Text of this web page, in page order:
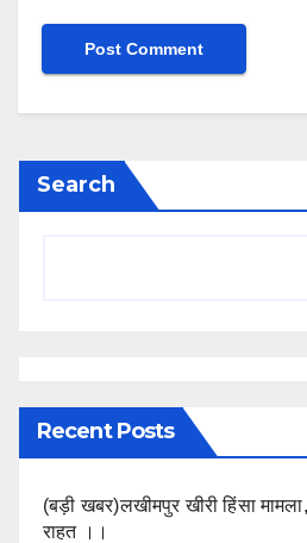
Search
Recent Posts
(बड़ी खबर)लखीमपुर खीरी हिंसा
राहत ।।